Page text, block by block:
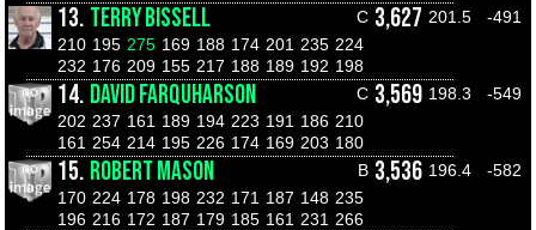
13. TERRY BISSELL C 3,627 201.5
-491
210 195 275 169 188 174 201 235 224
232 176 209 155 217 188 189 192 198
14. DAVID FARQUHARSON C 3,569 198.3
-549
202 237 161 189 194 223 191 186 210
161 254 214 195 226 174 169 203 180
15. ROBERT MASON B 3,536 196.4
-582
170 224 178 198 232 171 187 148 235
196 216 172 187 179 185 161 231 266